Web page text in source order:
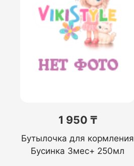
1 950 ₸
Бутылочка для кормления
Бусинка 3мес+ 250мл